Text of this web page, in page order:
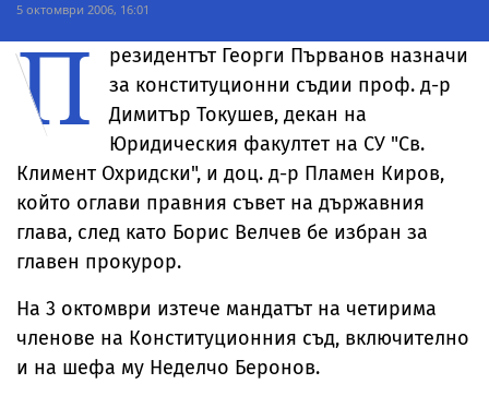
5 октомври 2006, 16:01
П
резидентът Георги Първанов назначи
за конституционни съдии проф. д-р
Димитър Токушев, декан на
Юридическия факултет на СУ "Св.
Климент Охридски", и доц. д-р Пламен Киров,
който оглави правния съвет на държавния
глава, след като Борис Велчев бе избран за
главен прокурор.
На 3 октомври изтече мандатът на четирима
членове на Конституционния съд, включително
и на шефа му Неделчо Беронов.